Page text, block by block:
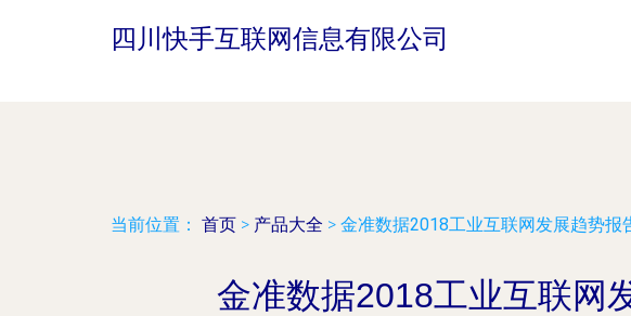
四川快手互联网信息有限公司
当前位置： 首页 > 产品大全 > 金准数据2018工业互联网发展趋势报
金准数据2018工业互联网